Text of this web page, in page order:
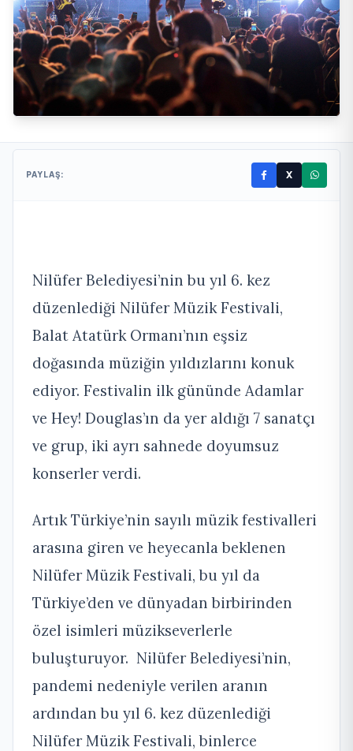
PAYLAŞ: X
Nilüfer Belediyesi’nin bu yıl 6. kez
düzenlediği Nilüfer Müzik Festivali,
Balat Atatürk Ormanı’nın eşsiz
doğasında müziğin yıldızlarını konuk
ediyor. Festivalin ilk gününde Adamlar
ve Hey! Douglas’ın da yer aldığı 7 sanatçı
ve grup, iki ayrı sahnede doyumsuz
konserler verdi.
Artık Türkiye’nin sayılı müzik festivalleri
arasına giren ve heyecanla beklenen
Nilüfer Müzik Festivali, bu yıl da
Türkiye’den ve dünyadan birbirinden
özel isimleri müzikseverlerle
buluşturuyor. Nilüfer Belediyesi’nin,
pandemi nedeniyle verilen aranın
ardından bu yıl 6. kez düzenlediği
Nilüfer Müzik Festivali, binlerce